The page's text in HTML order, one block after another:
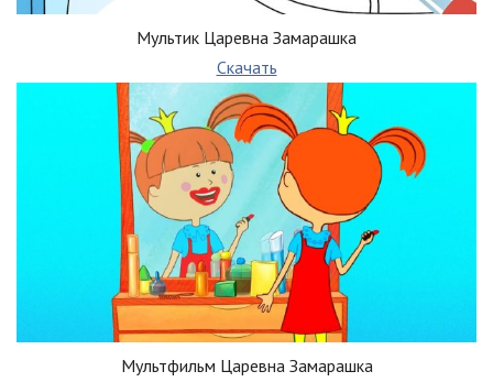
Мультик Царевна Замарашка
Скачать
Мультфильм Царевна Замарашка